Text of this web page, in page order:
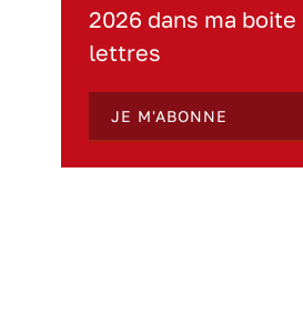
2026 dans ma boite
lettres
JE M'ABONNE